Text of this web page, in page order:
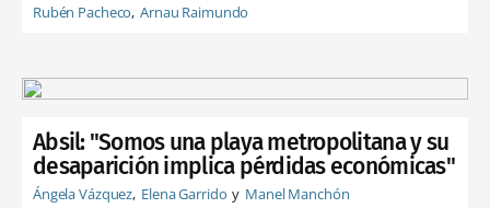
Rubén Pacheco Arnau Raimundo
Absil: "Somos una playa metropolitana y su
desaparición implica pérdidas económicas"
Ángela Vázquez Elena Garrido Manel Manchón